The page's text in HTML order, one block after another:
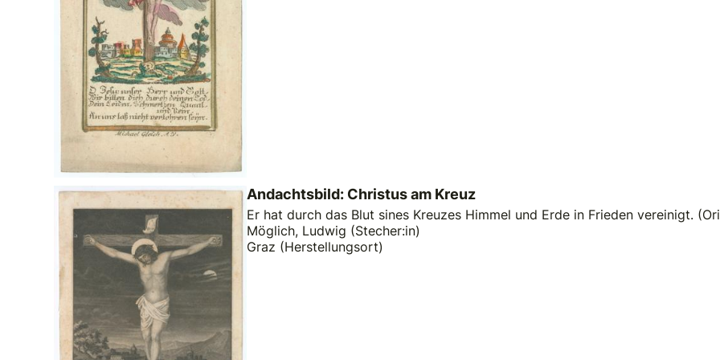
Andachtsbild: Christus am Kreuz
Er hat durch das Blut sines Kreuzes Himmel und Erde in Frieden vereinigt.
Möglich, Ludwig (Stecher:in)
Graz (Herstellungsort)